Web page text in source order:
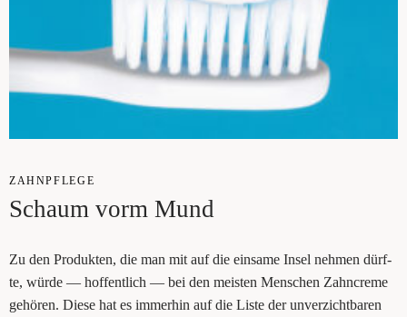
ZAHN­PFLE­GE
Schaum vorm Mund
Zu den Pro­duk­ten, die man mit auf die ein­sa­me Insel neh­men dürf­
te, wür­de — hof­fent­lich — bei den meis­ten Men­schen Zahn­creme
gehö­ren. Die­se hat es immer­hin auf die Lis­te der unver­zicht­ba­ren